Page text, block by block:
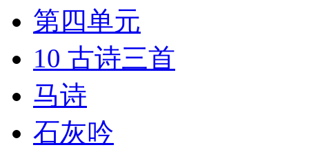
第四单元
10 古诗三首
马诗
石灰吟